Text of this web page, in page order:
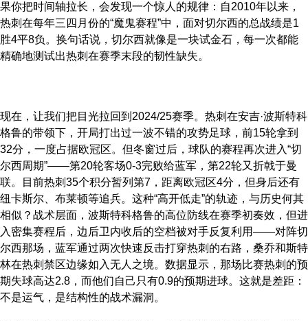
果你把时间轴拉长，会发现一个惊人的规律：自2010年以来，
热刺在每年三四月份的“魔鬼赛程”中，面对切尔西的总战绩是1
胜4平8负。换句话说，切尔西就像是一块试金石，每一次都能
精确地测试出热刺在赛季末段的韧性缺失。
现在，让我们把目光拉回到2024/25赛季。热刺在安吉·波斯特科
格鲁的带领下，开局打出过一波不错的攻势足球，前15轮拿到
32分，一度占据欧冠区。但冬窗过后，球队的赛程再次进入“切
尔西周期”——第20轮客场0-3完败给蓝军，第22轮又折戟于曼
联。目前热刺35个积分暂列第7，距离欧冠区4分，但身后还有
纽卡斯尔、布莱顿等追兵。这种“高开低走”的轨迹，与历史何其
相似？战术层面，波斯特科格鲁的高位防线在赛季初奏效，但进
入密集赛程后，边后卫内收后的空档被对手反复利用——对阵切
尔西那场，蓝军通过两次快速反击打穿热刺的右路，桑乔和斯特
林在热刺禁区边缘如入无人之境。数据显示，那场比赛热刺的预
期失球高达2.8，而他们自己只有0.9的预期进球。这就是差距：
不是运气，是结构性的战术漏洞。